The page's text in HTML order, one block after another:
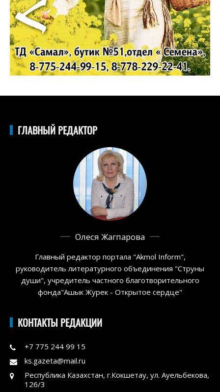
ГЛАВНЫЙ РЕДАКТОР
Олеся Жагпарова
Главный редактор портала "Akmol Inform",
руководитель литературного объединения "Струны
души", учредитель частного благотворительного
фонда"Ашык Журек - Открытое сердце"
КОНТАКТЫ РЕДАКЦИИ
+7 775 244 99 15
ks.gazeta@mail.ru
Республика Казахстан, г.Кокшетау, ул. Ауельбекова,
126/3